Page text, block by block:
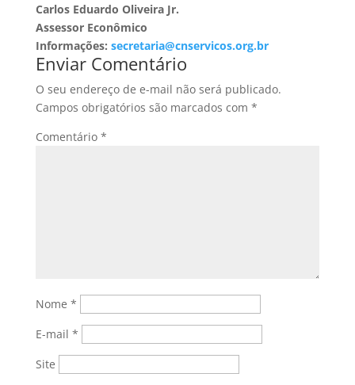
Carlos Eduardo Oliveira Jr.
Assessor Econômico
Informações: secretaria@cnservicos.org.br
Enviar Comentário
O seu endereço de e-mail não será publicado.
Campos obrigatórios são marcados com *
Comentário *
Nome *
E-mail *
Site